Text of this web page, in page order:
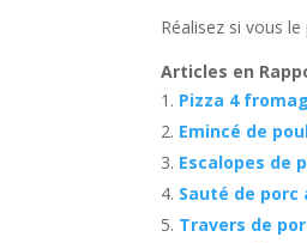
Réalisez si vous
Articles en
Pizza 4
Emincé de
Escalopes de
Sauté de
Travers de